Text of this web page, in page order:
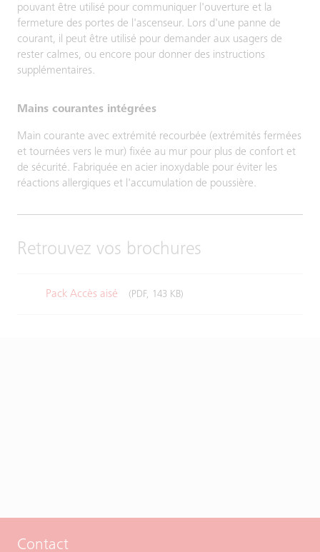
pouvant être utilisé pour communiquer l'ouverture et la
fermeture des portes de l'ascenseur. Lors d'une panne de
courant, il peut être utilisé pour demander aux usagers de
rester calmes, ou encore pour donner des instructions
supplémentaires.
Mains courantes intégrées
Main courante avec extrémité recourbée (extrémités fermées
et tournées vers le mur) fixée au mur pour plus de confort et
de sécurité. Fabriquée en acier inoxydable pour éviter les
réactions allergiques et l'accumulation de poussière.
Retrouvez vos brochures
Pack Accès aisé (PDF, 143 KB)
Contact